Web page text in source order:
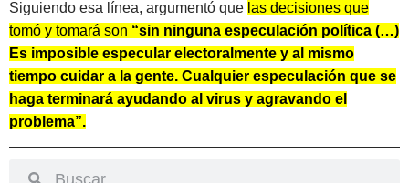
Siguiendo esa línea, argumentó que las decisiones que
tomó y tomará son “sin ninguna especulación política (…)
Es imposible especular electoralmente y al mismo
tiempo cuidar a la gente. Cualquier especulación que se
haga terminará ayudando al virus y agravando el
problema”.